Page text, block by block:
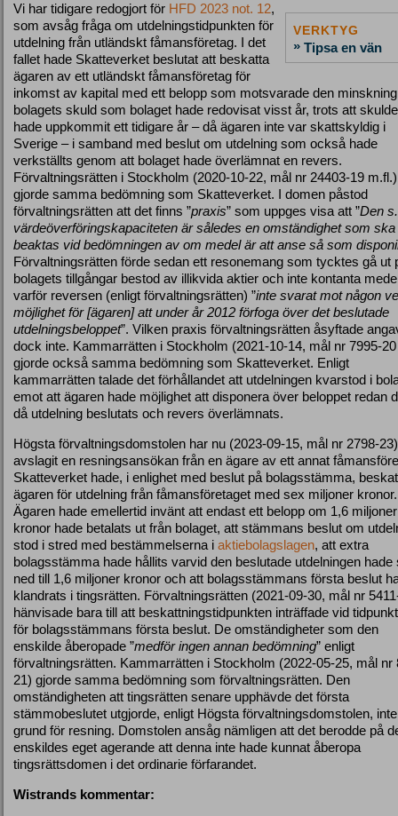
VERKTYG
» Tipsa en vän
Vi har tidigare redogjort för HFD 2023 not. 12,
som avsåg fråga om utdelningstidpunkten för
utdelning från utländskt fåmansföretag. I det
fallet hade Skatteverket beslutat att beskatta
ägaren av ett utländskt fåmansföretag för
inkomst av kapital med ett belopp som motsvarade den
bolagets skuld som bolaget hade redovisat visst år, trots att
hade uppkommit ett tidigare år – då ägaren inte var skattskyldig i
Sverige – i samband med beslut om utdelning som också hade
verkställts genom att bolaget hade överlämnat en revers.
Förvaltningsrätten i Stockholm (2020-10-22, mål nr 24403-19 m.fl.)
gjorde samma bedömning som Skatteverket. I domen påstod
förvaltningsrätten att det finns ”praxis” som uppges visa att ”Den
värdeöverföringskapaciteten är således en omständighet som ska
beaktas vid bedömningen av om medel är att anse så som
Förvaltningsrätten förde sedan ett resonemang som tycktes gå ut
bolagets tillgångar bestod av illikvida aktier och inte kontanta
varför reversen (enligt förvaltningsrätten) ”inte svarat mot någon
möjlighet för [ägaren] att under år 2012 förfoga över det beslutade
utdelningsbeloppet”. Vilken praxis förvaltningsrätten åsyftade
dock inte. Kammarrätten i Stockholm (2021-10-14, mål nr 7995-
gjorde också samma bedömning som Skatteverket. Enligt
kammarrätten talade det förhållandet att utdelningen kvarstod i
emot att ägaren hade möjlighet att disponera över beloppet redan
då utdelning beslutats och revers överlämnats.
Högsta förvaltningsdomstolen har nu (2023-09-15, mål nr 2798-23)
avslagit en resningsansökan från en ägare av ett annat
Skatteverket hade, i enlighet med beslut på bolagsstämma,
ägaren för utdelning från fåmansföretaget med sex miljoner kronor.
Ägaren hade emellertid invänt att endast ett belopp om 1,6 miljoner
kronor hade betalats ut från bolaget, att stämmans beslut om
stod i stred med bestämmelserna i aktiebolagslagen, att extra
bolagsstämma hade hållits varvid den beslutade utdelningen hade
ned till 1,6 miljoner kronor och att bolagsstämmans första beslut
klandrats i tingsrätten. Förvaltningsrätten (2021-09-30, mål nr
hänvisade bara till att beskattningstidpunkten inträffade vid
för bolagsstämmans första beslut. De omständigheter som den
enskilde åberopade ”medför ingen annan bedömning” enligt
förvaltningsrätten. Kammarrätten i Stockholm (2022-05-25, mål nr
21) gjorde samma bedömning som förvaltningsrätten. Den
omständigheten att tingsrätten senare upphävde det första
stämmobeslutet utgjorde, enligt Högsta förvaltningsdomstolen, inte
grund för resning. Domstolen ansåg nämligen att det berodde på
enskildes eget agerande att denna inte hade kunnat åberopa
tingsrättsdomen i det ordinarie förfarandet.
Wistrands kommentar: